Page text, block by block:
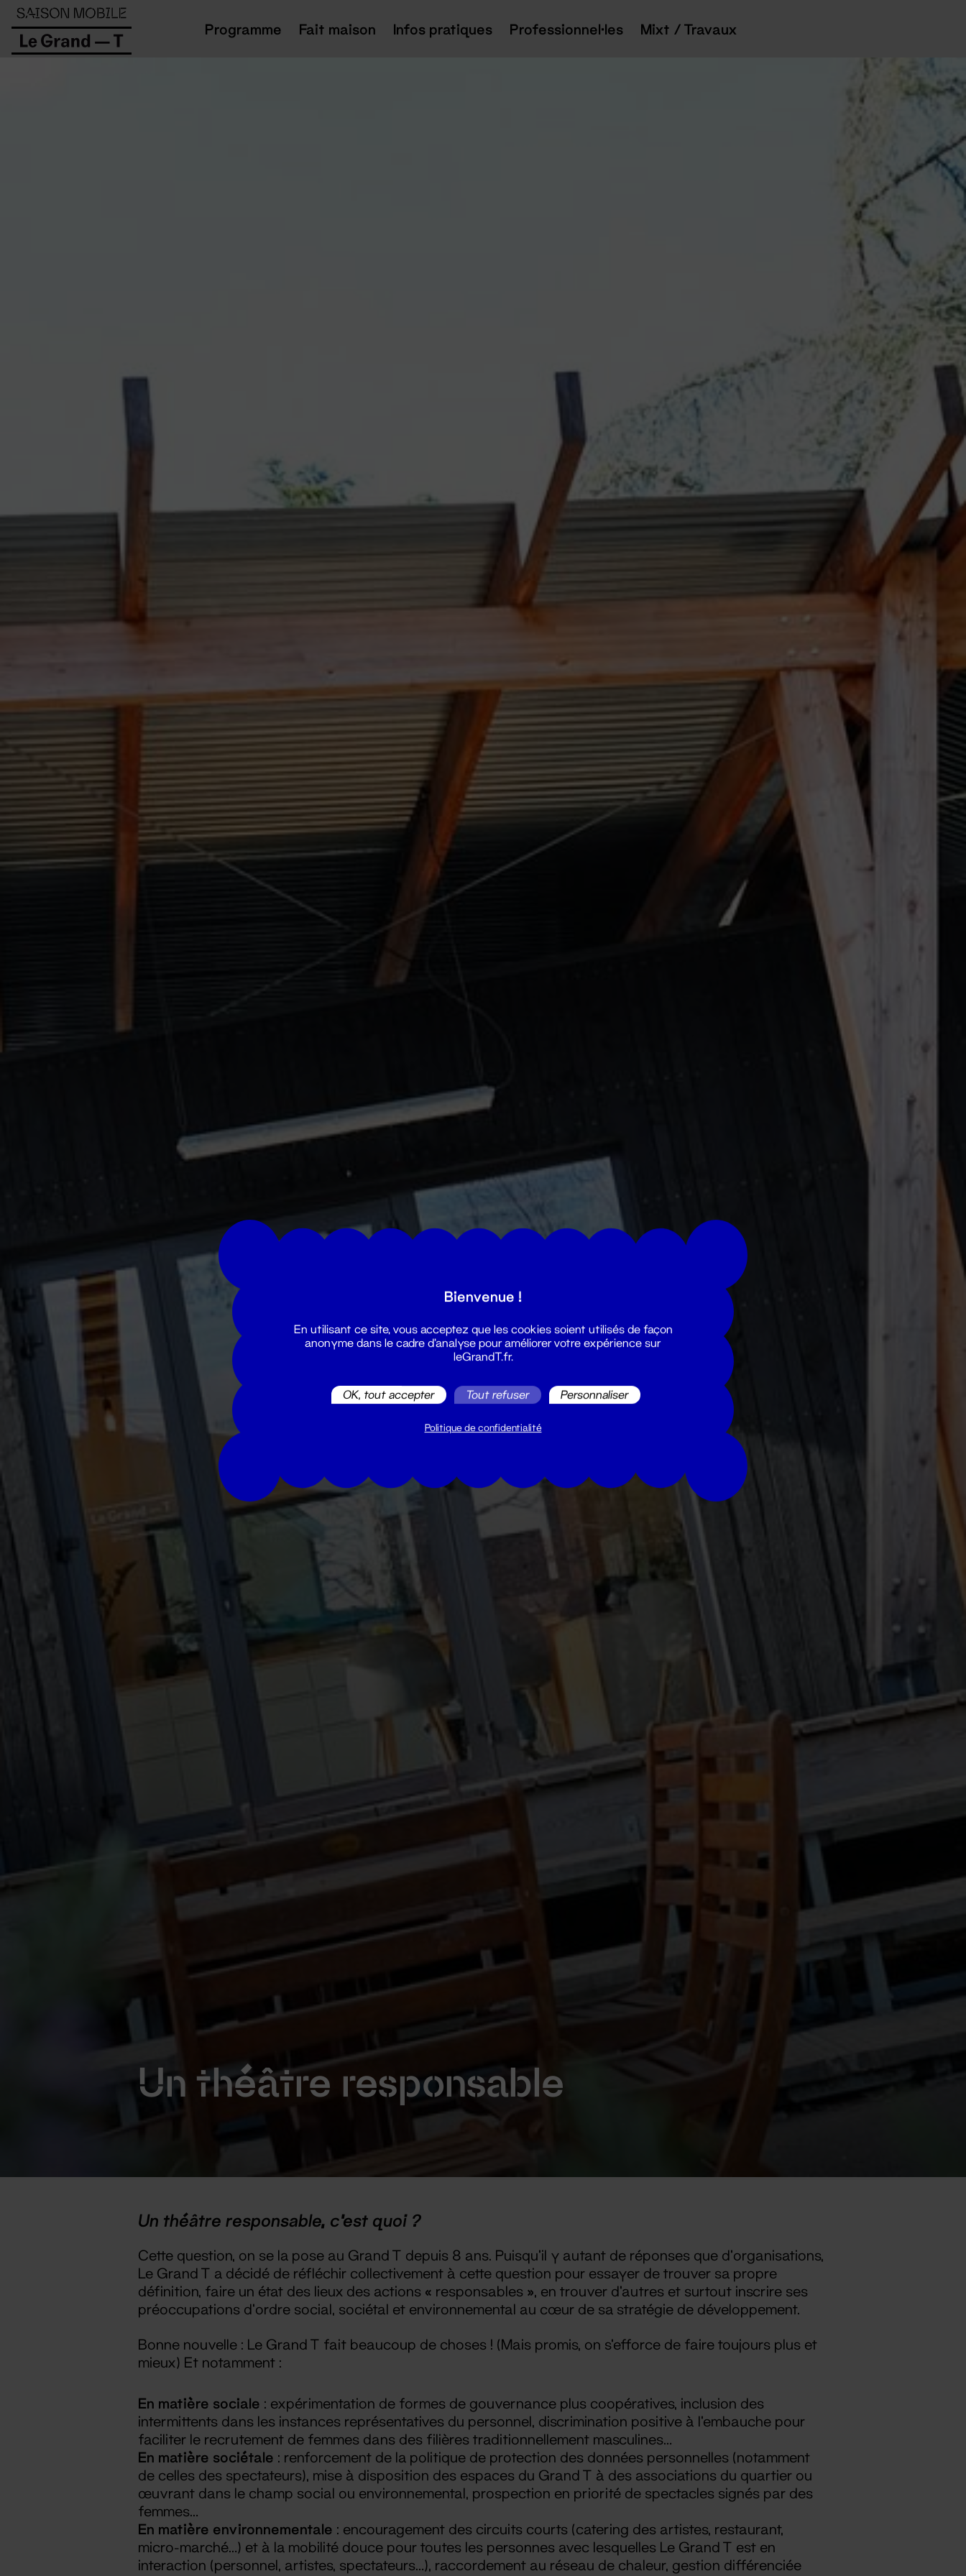
Programme Fait maison Infos pratiques Professionnel·les Mixt / Travaux
Un théâtre responsable
Un théâtre responsable, c’est quoi ?
Cette question, on se la pose au Grand T depuis 8 ans. Puisqu’il y autant de réponses que d’organisations,
Le Grand T a décidé de réfléchir collectivement à cette question pour essayer de trouver sa propre
définition, faire un état des lieux des actions « responsables », en trouver d’autres et surtout inscrire ses
préoccupations d’ordre social, sociétal et environnemental au cœur de sa stratégie de développement.
Bonne nouvelle : Le Grand T fait beaucoup de choses ! (Mais promis, on s’efforce de faire toujours plus et
mieux) Et notamment :
En matière sociale : expérimentation de formes de gouvernance plus coopératives, inclusion des
intermittents dans les instances représentatives du personnel, discrimination positive à l’embauche pour
faciliter le recrutement de femmes dans des filières traditionnellement masculines…
En matière sociétale : renforcement de la politique de protection des données personnelles (notamment
de celles des spectateurs), mise à disposition des espaces du Grand T à des associations du quartier ou
œuvrant dans le champ social ou environnemental, prospection en priorité de spectacles signés par des
femmes…
En matière environnementale : encouragement des circuits courts (catering des artistes, restaurant,
micro-marché…) et à la mobilité douce pour toutes les personnes avec lesquelles Le Grand T est en
interaction (personnel, artistes, spectateurs…), raccordement au réseau de chaleur, gestion différenciée
Panneau de gestion des cookies
Bienvenue !
En utilisant ce site, vous acceptez que les cookies soient utilisés de façon
anonyme dans le cadre d'analyse pour améliorer votre expérience sur
leGrandT.fr.
OK, tout accepter Tout refuser Personnaliser
Politique de confidentialité